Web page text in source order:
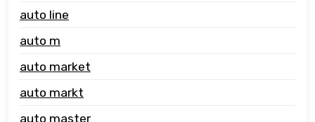
auto line
auto m
auto market
auto markt
auto master